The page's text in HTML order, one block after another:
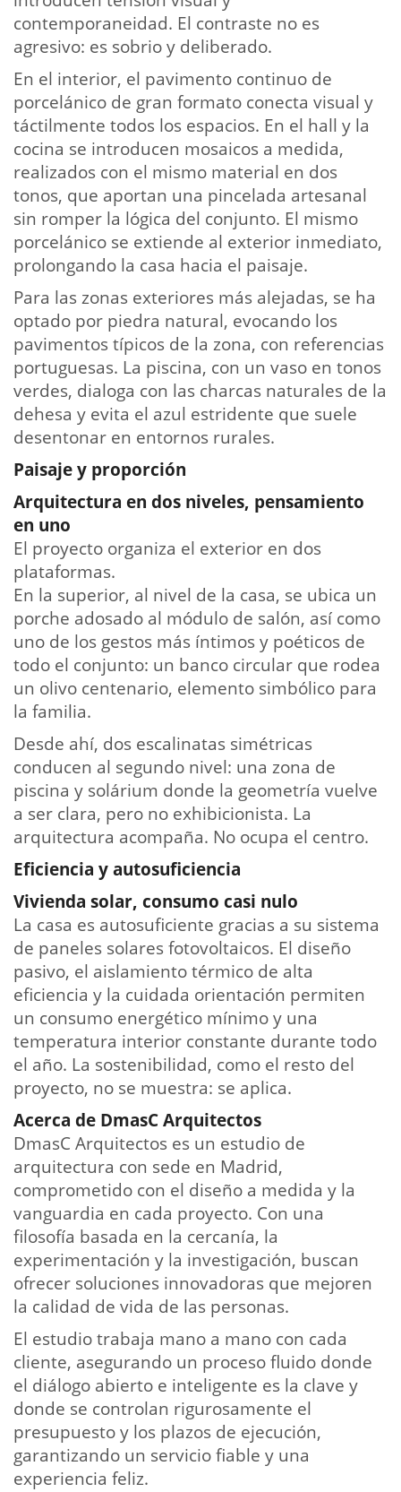
contemporaneidad. El contraste no es
agresivo: es sobrio y deliberado.
En el interior, el pavimento continuo de
porcelánico de gran formato conecta visual y
táctilmente todos los espacios. En el hall y la
cocina se introducen mosaicos a medida,
realizados con el mismo material en dos
tonos, que aportan una pincelada artesanal
sin romper la lógica del conjunto. El mismo
porcelánico se extiende al exterior inmediato,
prolongando la casa hacia el paisaje.
Para las zonas exteriores más alejadas, se ha
optado por piedra natural, evocando los
pavimentos típicos de la zona, con referencias
portuguesas. La piscina, con un vaso en tonos
verdes, dialoga con las charcas naturales de la
dehesa y evita el azul estridente que suele
desentonar en entornos rurales.
Paisaje y proporción
Arquitectura en dos niveles, pensamiento
en uno
El proyecto organiza el exterior en dos
plataformas.
En la superior, al nivel de la casa, se ubica un
porche adosado al módulo de salón, así como
uno de los gestos más íntimos y poéticos de
todo el conjunto: un banco circular que rodea
un olivo centenario, elemento simbólico para
la familia.
Desde ahí, dos escalinatas simétricas
conducen al segundo nivel: una zona de
piscina y solárium donde la geometría vuelve
a ser clara, pero no exhibicionista. La
arquitectura acompaña. No ocupa el centro.
Eficiencia y autosuficiencia
Vivienda solar, consumo casi nulo
La casa es autosuficiente gracias a su sistema
de paneles solares fotovoltaicos. El diseño
pasivo, el aislamiento térmico de alta
eficiencia y la cuidada orientación permiten
un consumo energético mínimo y una
temperatura interior constante durante todo
el año. La sostenibilidad, como el resto del
proyecto, no se muestra: se aplica.
Acerca de DmasC Arquitectos
DmasC Arquitectos es un estudio de
arquitectura con sede en Madrid,
comprometido con el diseño a medida y la
vanguardia en cada proyecto. Con una
filosofía basada en la cercanía, la
experimentación y la investigación, buscan
ofrecer soluciones innovadoras que mejoren
la calidad de vida de las personas.
El estudio trabaja mano a mano con cada
cliente, asegurando un proceso fluido donde
el diálogo abierto e inteligente es la clave y
donde se controlan rigurosamente el
presupuesto y los plazos de ejecución,
garantizando un servicio fiable y una
experiencia feliz.